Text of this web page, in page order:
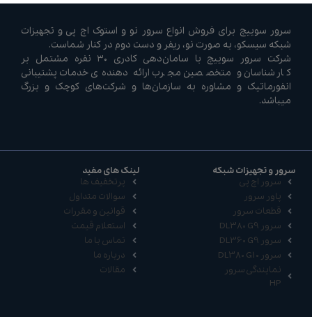
سرور سوییچ برای فروش انواع سرور نو و استوک اچ پی و تجهیزات
شبکه سیسکو، به صورت نو، ریفر و دست دوم در کنار شماست.
شرکت سرور سوییچ با سامان‌دهی کادری ۳۰ نفره مشتمل بر
کارشناسان و متخصصین مجرب ارائه دهنده‌ی خدمات پشتیبانی
انفورماتیک و مشاوره به سازمان‌ها و شرکت‌های کوچک و بزرگ
میباشد.
سرور و تجهیزات شبکه
سرور اچ پی
پاور سرور
قطعات سرور
سرور DL380 G9
سرور DL360 G9
سرور DL380 G10
نمایندگی سرور
HP
لینک های مفید
پرتخفیف ها
سوالات متداول
قوانین و مقررات
استعلام قیمت
تماس با ما
درباره ما
مقالات